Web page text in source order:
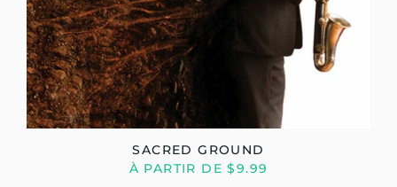
SACRED GROUND
À PARTIR DE $9.99